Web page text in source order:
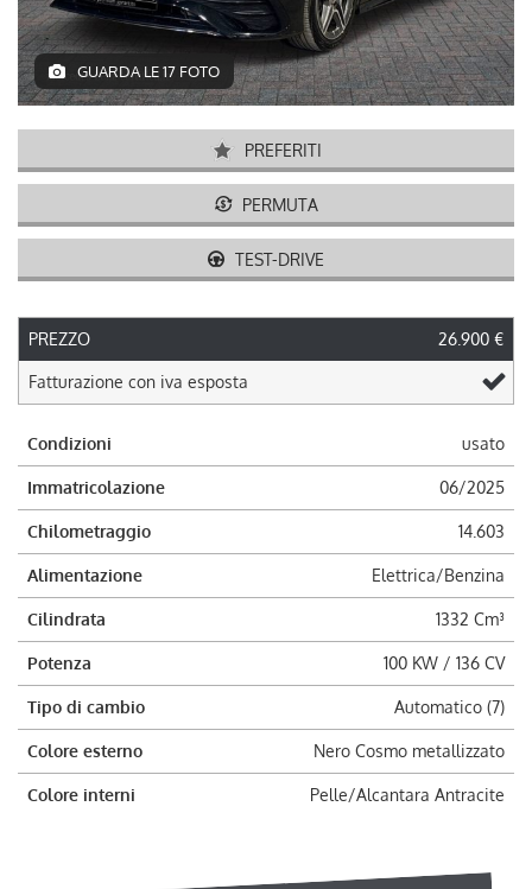
GUARDA LE 17 FOTO
PREFERITI
PERMUTA
TEST-DRIVE
PREZZO 26.900 €
Fatturazione con iva esposta
Condizioni usato
Immatricolazione 06/2025
Chilometraggio 14.603
Alimentazione Elettrica/Benzina
Cilindrata 1332 Cm³
Potenza 100 KW / 136 CV
Tipo di cambio Automatico (7)
Colore esterno Nero Cosmo metallizzato
Colore interni Pelle/Alcantara Antracite